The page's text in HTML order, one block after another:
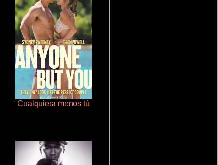
Cualquiera menos tú